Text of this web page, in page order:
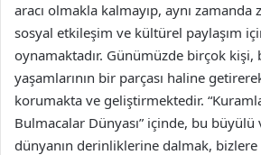
aracı olmakla kalmayıp, aynı
sosyal etkileşim ve kültürel paylaşım
oynamaktadır. Günümüzde birçok kişi,
yaşamlarının bir parçası haline
korumakta ve geliştirmektedir.
Bulmacalar Dünyası” içinde, bu
dünyanın derinliklerine dalmak,